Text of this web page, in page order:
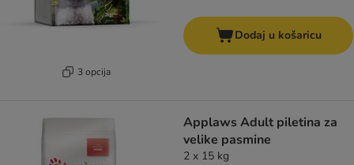
3 opcija
Dodaj u košaricu
Applaws Adult piletina za
velike pasmine
2 x 15 kg